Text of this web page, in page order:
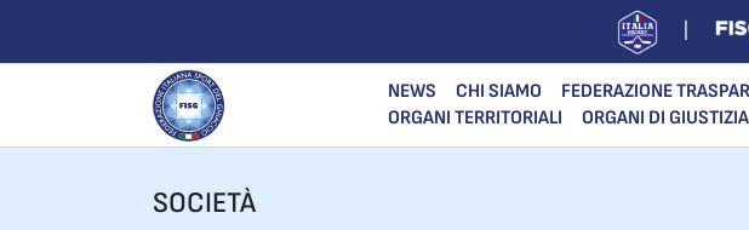
NEWS CHI SIAMO FEDERAZIONE
ORGANI TERRITORIALI
ORGANI DI GIUSTIZIA
SOCIETÀ